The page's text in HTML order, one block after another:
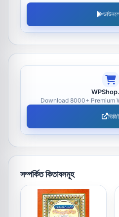
Download 8000+ Premium
সম্পর্কিত কিতাবসমূহ